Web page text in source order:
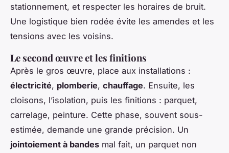
stationnement, et respecter les horaires de bruit.
Une logistique bien rodée évite les amendes et les
tensions avec les voisins.
Le second œuvre et les finitions
Après le gros œuvre, place aux installations :
électricité, plomberie, chauffage. Ensuite, les
cloisons, l’isolation, puis les finitions : parquet,
carrelage, peinture. Cette phase, souvent sous-
estimée, demande une grande précision. Un
jointoiement à bandes mal fait, un parquet non